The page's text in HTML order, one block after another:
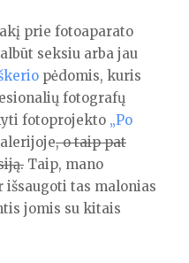
prie fotoaparato
seksiu arba jau
pėdomis, kuris
fotografų
fotoprojekto „Po
, o taip pat
Taip, mano
tas malonias
jomis su kitais